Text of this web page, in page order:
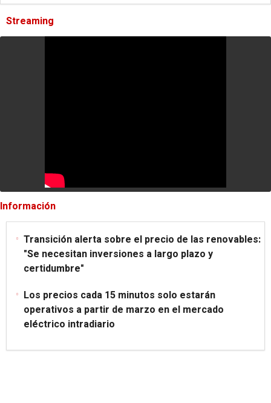
Streaming
Información
Transición alerta sobre el precio de las renovables:
"Se necesitan inversiones a largo plazo y
certidumbre"
Los precios cada 15 minutos solo estarán
operativos a partir de marzo en el mercado
eléctrico intradiario